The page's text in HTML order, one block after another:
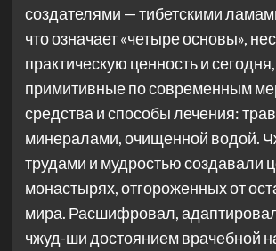
создателями — тибетскими
что означает «четыре основы»,
практическую ценность и
примитивные по современным
средства и способы лечения:
минералами, очищенной водой.
трудами и мудростью создавали
монастырях, отгороженных от
мира. Расшифровал,
чжуд-ши достоянием врачебной